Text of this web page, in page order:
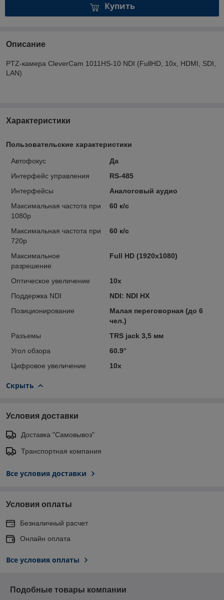
Купить
Описание
PTZ-камера CleverCam 1011HS-10 NDI (FullHD, 10x, HDMI, SDI,
LAN)
Характеристики
Пользовательские характеристики
Автофокус
Да
Интерфейс управления
RS-485
Интерфейсы
Аналоговый аудио
Максимальная частота при
1080p
60 к/с
Максимальная частота при
720p
60 к/с
Максимальное
разрешение
Full HD (1920x1080)
Оптическое увеличение
10x
Поддержка NDI
NDI: NDI HX
Позиционирование
Малая переговорная (до 6
чел.)
Разъемы
TRS jack 3,5 мм
Угол обзора
60.9°
Цифровое увеличение
10x
Скрыть
Условия доставки
Доставка "Самовывоз"
Транспортная компания
Все условия доставки
Условия оплаты
Безналичный расчет
Онлайн оплата
Все условия оплаты
Подобные товары компании